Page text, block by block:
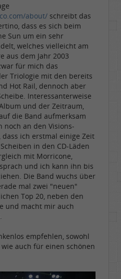
about/ schreibt das
dass es sich beim
Sun um ein sehr
welches vielleicht am
aus dem Jahr 2003
für mich das
Triologie mit den bereits
Hot Rail, dennoch aber
Interessanterweise
und der Zeitraum,
die Band aufmerksam
an den Visions-
ich erstmal einige Zeit
in den CD-Läden
mit Morricone,
und ich kann ihn bis
Die Band wuchs über
mal zwei "neuen"
Top 20, neben den
und macht mir auch
empfehlen, sowohl
auch für einen schönen